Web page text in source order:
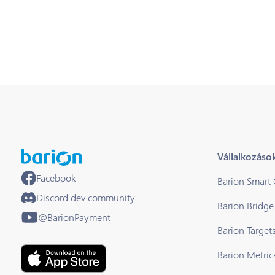
Facebook
Discord dev community
@BarionPayment
Barion Smart
Barion Bridge
Barion
Barion